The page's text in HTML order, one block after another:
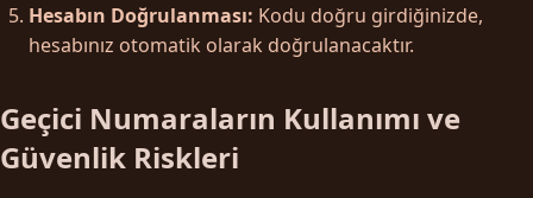
Hesabın Doğrulanması: Kodu doğru girdiğinizde,
hesabınız otomatik olarak doğrulanacaktır.
Geçici Numaraların Kullanımı ve
Güvenlik Riskleri